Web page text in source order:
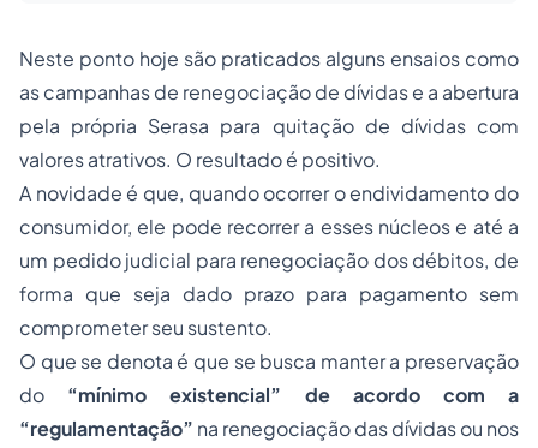
Neste ponto hoje são praticados alguns ensaios como
as campanhas de renegociação de dívidas e a abertura
pela própria Serasa para quitação de dívidas com
valores atrativos. O resultado é positivo.
A novidade é que, quando ocorrer o endividamento do
consumidor, ele pode recorrer a esses núcleos e até a
um pedido judicial para renegociação dos débitos, de
forma que seja dado prazo para pagamento sem
comprometer seu sustento.
O que se denota é que se busca manter a preservação
do “mínimo existencial” de acordo com a
“regulamentação” na renegociação das dívidas ou nos